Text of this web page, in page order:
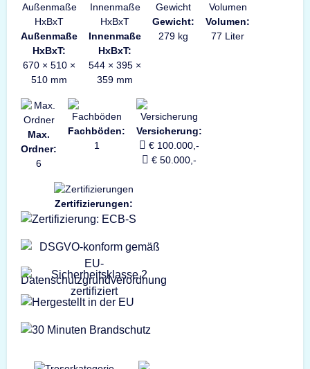
Außenmaße
HxBxT:
670 × 510 ×
510 mm
Innenmaße
HxBxT:
544 × 395 ×
359 mm
Gewicht:
279 kg
Volumen:
77 Liter
Max.
Ordner:
6
Fachböden:
1
Versicherung:
€ 100.000,-
€ 50.000,-
Zertifizierungen: